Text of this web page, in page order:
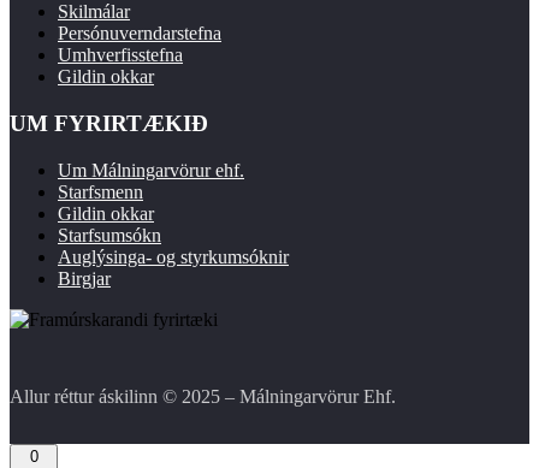
Skilmálar
Persónuverndarstefna
Umhverfisstefna
Gildin okkar
UM FYRIRTÆKIÐ
Um Málningarvörur ehf.
Starfsmenn
Gildin okkar
Starfsumsókn
Auglýsinga- og styrkumsóknir
Birgjar
Allur réttur áskilinn © 2025 – Málningarvörur Ehf.
0